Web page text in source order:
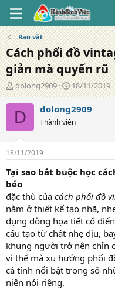
Rao vặt
Cách phối đồ
giản mà quyến rũ
T
á
c
ả
dolong2909
N
g
à
đ
g
18/11/2019
D dolong2909
Thành viên
18/11/2019
Tại sao bắt buộc học
béo
đặc thù của cách phối đồ
nằm ở thiết kế tao nhã,
dụng dòng họa tiết cổ
cấu tạo từ chất nhẹ dịu,
khung người trở nên chỉn
vì thế mà xu hướng phối
cá tính nổi bật trong số
niên nói riêng.